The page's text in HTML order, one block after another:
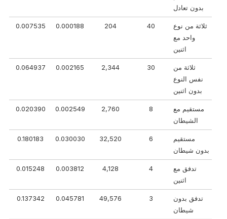
بدون تعادل
ثلاثة من نوع
واحد مع
اثنين
40
204
0.000188
0.007535
ثلاثة من
نفس النوع
بدون اثنين
30
2,344
0.002165
0.064937
مستقيم مع
الشيطان
2,760
0.002549
0.020390
مستقيم
بدون شيطان
32,520
0.030030
0.180183
تدفق مع
اثنين
4,128
0.003812
0.015248
تدفق بدون
شيطان
49,576
0.045781
0.137342